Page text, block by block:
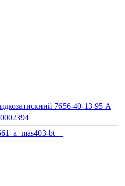
7656-40-13-95 A